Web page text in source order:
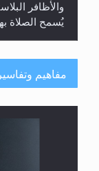
والأظافر
يُسمح الصلاة
مفاهيم